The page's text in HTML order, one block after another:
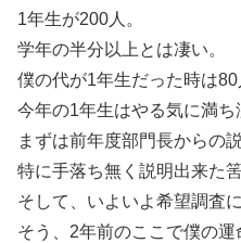
1年生が200人。
学年の半分以上とは凄い。
僕の代が1年生だった時は
今年の1年生はやる気に満ち
まずは前年度部門長からの説
特に手落ち無く説明出来た
そして、いよいよ希望調査に
そう、2年前のここで僕の